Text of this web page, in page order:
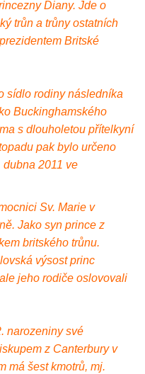
Diany. Jde o
trůn a trůny ostatních
Britské
sídlo rodiny následníka
Buckinghamského
s dlouholetou přítelkyní
pak bylo určeno
dubna 2011 ve
Sv. Marie v
Jako syn prince z
britského trůnu.
výsost princ
jeho rodiče oslovovali
narozeniny své
z Canterbury v
má šest kmotrů, mj.